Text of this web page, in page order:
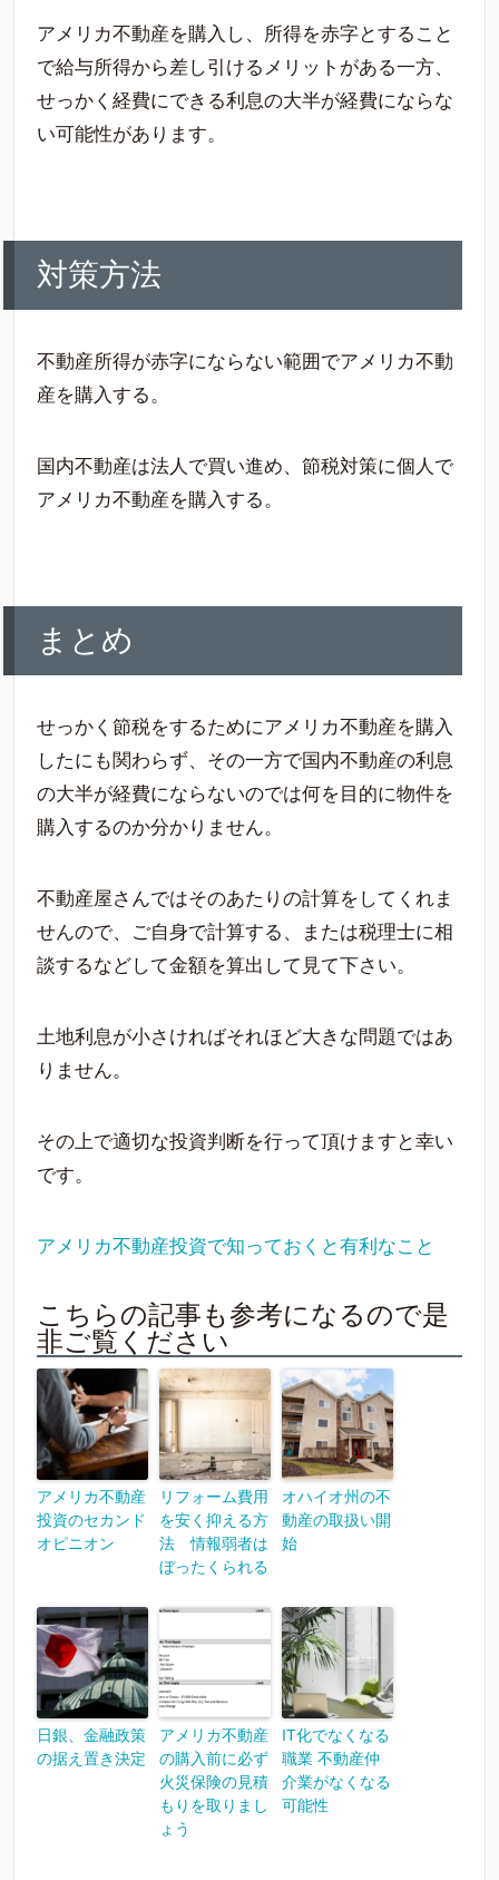
アメリカ不動産を購入し、所得を赤字とすること
で給与所得から差し引けるメリットがある一方、
せっかく経費にできる利息の大半が経費にならな
い可能性があります。
対策方法
不動産所得が赤字にならない範囲でアメリカ不動
産を購入する。
国内不動産は法人で買い進め、節税対策に個人で
アメリカ不動産を購入する。
まとめ
せっかく節税をするためにアメリカ不動産を購入
したにも関わらず、その一方で国内不動産の利息
の大半が経費にならないのでは何を目的に物件を
購入するのか分かりません。
不動産屋さんではそのあたりの計算をしてくれま
せんので、ご自身で計算する、または税理士に相
談するなどして金額を算出して見て下さい。
土地利息が小さければそれほど大きな問題ではあ
りません。
その上で適切な投資判断を行って頂けますと幸い
です。
アメリカ不動産投資で知っておくと有利なこと
こちらの記事も参考になるので是
非ご覧ください
アメリカ不動産
投資のセカンド
オピニオン
リフォーム費用
を安く抑える方
法 情報弱者は
ぼったくられる
オハイオ州の不
動産の取扱い開
始
日銀、金融政策
の据え置き決定
アメリカ不動産
の購入前に必ず
火災保険の見積
もりを取りまし
ょう
IT化でなくなる
職業 不動産仲
介業がなくなる
可能性